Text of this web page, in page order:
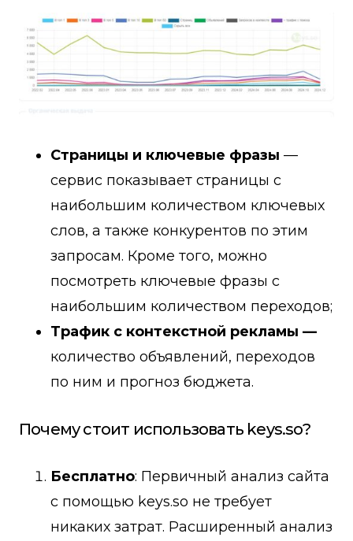
Страницы и ключевые фразы —
сервис показывает страницы с
наибольшим количеством ключевых
слов, а также конкурентов по этим
запросам. Кроме того, можно
посмотреть ключевые фразы с
наибольшим количеством переходов;
Трафик с контекстной рекламы —
количество объявлений, переходов
по ним и прогноз бюджета.
Почему стоит использовать keys.so?
Бесплатно: Первичный анализ сайта
с помощью keys.so не требует
никаких затрат. Расширенный анализ